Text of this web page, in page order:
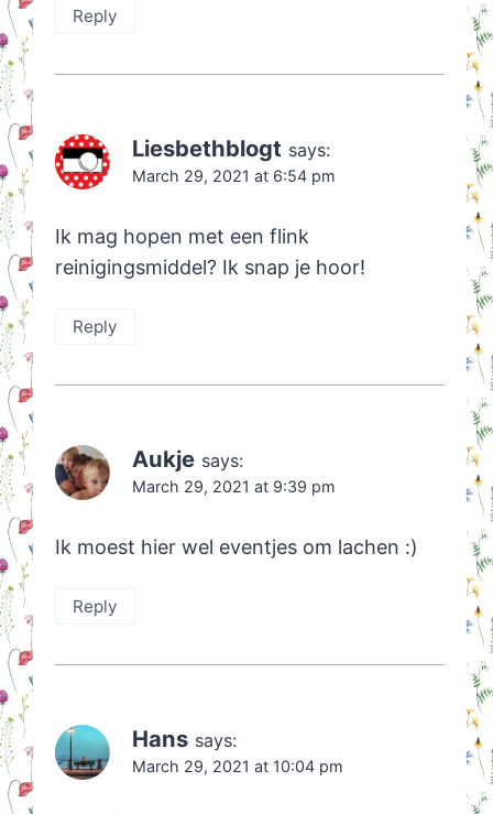
Reply
Liesbethblogt says:
March 29, 2021 at 6:54 pm
Ik mag hopen met een flink
reinigingsmiddel? Ik snap je hoor!
Reply
Aukje says:
March 29, 2021 at 9:39 pm
Ik moest hier wel eventjes om lachen :)
Reply
Hans says:
March 29, 2021 at 10:04 pm